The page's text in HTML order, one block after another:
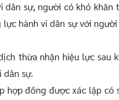
sự, người có khó khăn
hành vi dân sự với
thừa nhận hiệu lực sau
dân sự.
hợp đồng được xác lập có